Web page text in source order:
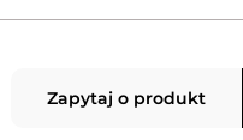
Zapytaj o produkt